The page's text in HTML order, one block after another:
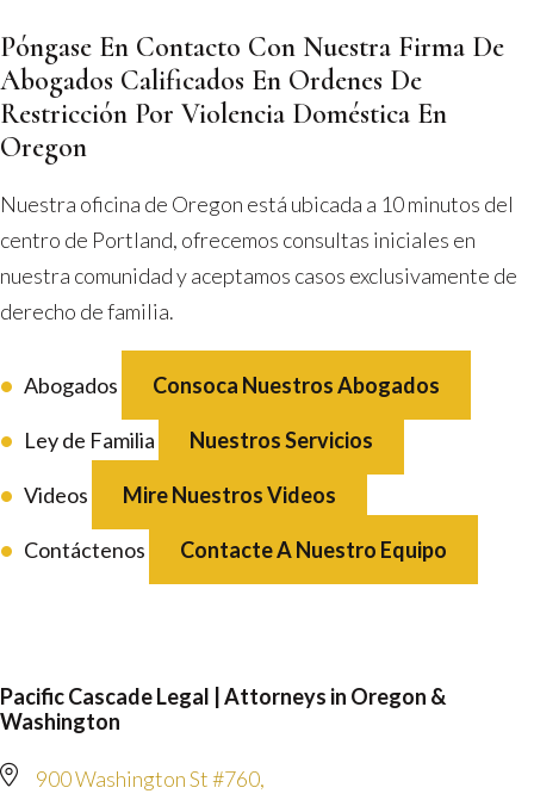
Póngase En Contacto Con Nuestra Firma De
Abogados Calificados En Ordenes De
Restricción Por Violencia Doméstica En
Oregon
Nuestra oficina de Oregon está ubicada a 10 minutos del
centro de Portland, ofrecemos consultas iniciales en
nuestra comunidad y aceptamos casos exclusivamente de
derecho de familia.
Abogados Consoca Nuestros Abogados
Ley de Familia Nuestros Servicios
Videos Mire Nuestros Videos
Contáctenos Contacte A Nuestro Equipo
Pacific Cascade Legal | Attorneys in Oregon &
Washington
900 Washington St #760,